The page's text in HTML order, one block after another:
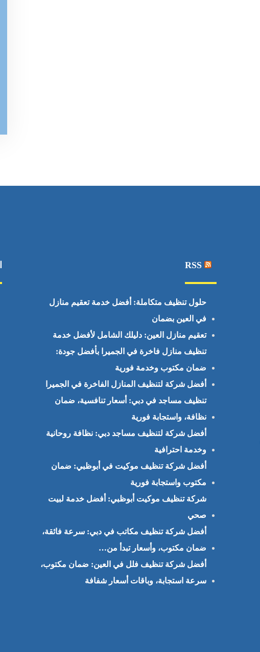
RSS
حلول تنظيف متكاملة: أفضل خدمة تعقيم منازل
في العين بضمان
تعقيم منازل العين: دليلك الشامل لأفضل خدمة
تنظيف منازل فاخرة في الجميرا بأفضل جودة:
ضمان مكتوب وخدمة فورية
أفضل شركة لتنظيف المنازل الفاخرة في الجميرا
تنظيف مساجد في دبي: أسعار تنافسية، ضمان
نظافة، واستجابة فورية
أفضل شركة لتنظيف مساجد دبي: نظافة روحانية
وخدمة احترافية
أفضل شركة تنظيف موكيت في أبوظبي: ضمان
مكتوب واستجابة فورية
شركة تنظيف موكيت أبوظبي: أفضل خدمة لبيت
صحي
أفضل شركة تنظيف مكاتب في دبي: سرعة فائقة،
ضمان مكتوب، وأسعار تبدأ من…
أفضل شركة تنظيف فلل في العين: ضمان مكتوب،
سرعة استجابة، وباقات أسعار شفافة